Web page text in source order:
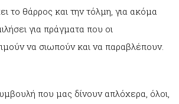
το θάρρος και την τόλμη, για ακόμα
για πράγματα που οι
να σιωπούν και να παραβλέπουν.
που μας δίνουν απλόχερα, όλοι,